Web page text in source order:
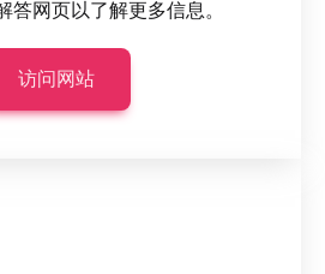
答网页以了解更多信息。
访问网站